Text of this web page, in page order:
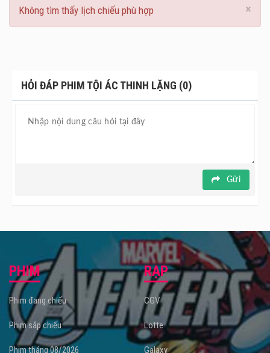
×
Không tìm thấy lịch chiếu phù hợp
HỎI ĐÁP PHIM TỘI ÁC THINH LẶNG (0)
Gửi
PHIM
Phim đang chiếu
Phim sắp chiếu
Phim tháng 08/2026
RẠP
CGV
Lotte
Galaxy